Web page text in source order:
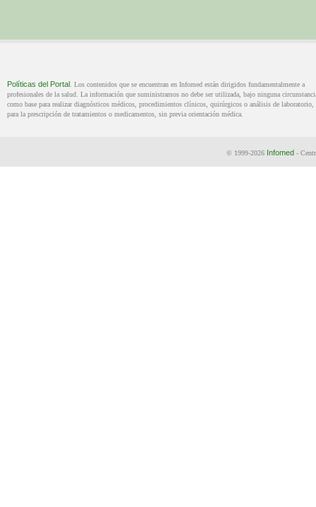
Políticas del Portal . Los contenidos que se encuentran en Infomed están dirigidos fundamentalmente a
profesionales de la salud. La información que suministramos no debe ser utilizada, bajo ninguna
como base para realizar diagnósticos médicos, procedimientos clínicos, quirúrgicos o análisis de laboratorio,
para la prescripción de tratamientos o medicamentos, sin previa orientación médica.
© 1999-2026 Infomed -